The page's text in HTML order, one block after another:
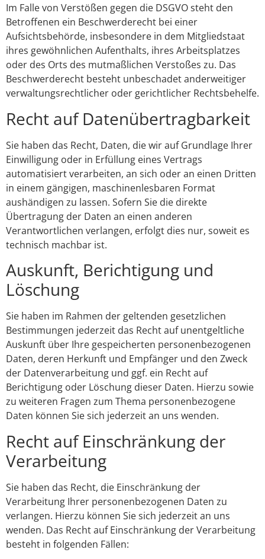
Im Falle von Verstößen gegen die DSGVO steht den
Betroffenen ein Beschwerderecht bei einer
Aufsichtsbehörde, insbesondere in dem Mitgliedstaat
ihres gewöhnlichen Aufenthalts, ihres Arbeitsplatzes
oder des Orts des mutmaßlichen Verstoßes zu. Das
Beschwerderecht besteht unbeschadet anderweitiger
verwaltungsrechtlicher oder gerichtlicher Rechtsbehelfe.
Recht auf Daten­übertrag­barkeit
Sie haben das Recht, Daten, die wir auf Grundlage Ihrer
Einwilligung oder in Erfüllung eines Vertrags
automatisiert verarbeiten, an sich oder an einen Dritten
in einem gängigen, maschinenlesbaren Format
aushändigen zu lassen. Sofern Sie die direkte
Übertragung der Daten an einen anderen
Verantwortlichen verlangen, erfolgt dies nur, soweit es
technisch machbar ist.
Auskunft, Berichtigung und
Löschung
Sie haben im Rahmen der geltenden gesetzlichen
Bestimmungen jederzeit das Recht auf unentgeltliche
Auskunft über Ihre gespeicherten personenbezogenen
Daten, deren Herkunft und Empfänger und den Zweck
der Datenverarbeitung und ggf. ein Recht auf
Berichtigung oder Löschung dieser Daten. Hierzu sowie
zu weiteren Fragen zum Thema personenbezogene
Daten können Sie sich jederzeit an uns wenden.
Recht auf Einschränkung der
Verarbeitung
Sie haben das Recht, die Einschränkung der
Verarbeitung Ihrer personenbezogenen Daten zu
verlangen. Hierzu können Sie sich jederzeit an uns
wenden. Das Recht auf Einschränkung der Verarbeitung
besteht in folgenden Fällen: